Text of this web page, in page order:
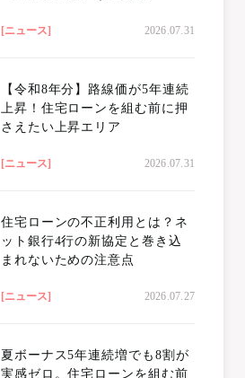
[ニュース] 2026.07.31
【令和8年分】路線価が5年連続
上昇！住宅ローンを組む前に押
さえたい上昇エリア
[ニュース] 2026.07.31
住宅ローンの不正利用とは？ネ
ット銀行4行の新協定と巻き込
まれないための注意点
[ニュース] 2026.07.27
夏ボーナス5年連続増でも8割が
実感ゼロ。住宅ローンを組む前